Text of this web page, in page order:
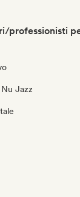
professionisti
Jazz